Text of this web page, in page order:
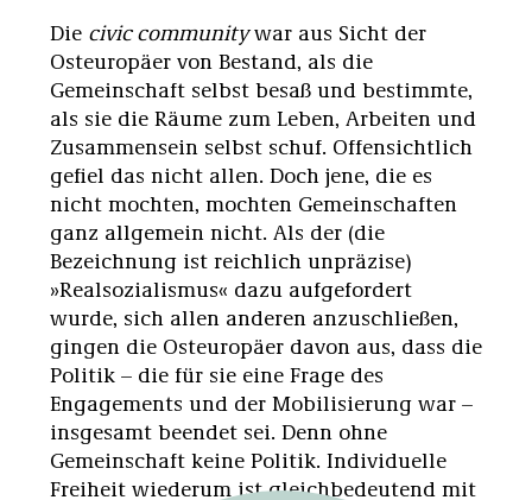
Die civic communitywar aus Sicht der
Osteuropäer von Bestand, als die
Gemeinschaft selbst besaß und bestimmte,
als sie die Räume zum Leben, Arbeiten und
Zusammensein selbst schuf. Offensichtlich
gefiel das nicht allen. Doch jene, die es
nicht mochten, mochten Gemeinschaften
ganz allgemein nicht. Als der (die
Bezeichnung ist reichlich unpräzise)
»Realsozialismus« dazu aufgefordert
wurde, sich allen anderen anzuschließen,
gingen die Osteuropäer davon aus, dass die
Politik – die für sie eine Frage des
Engagements und der Mobilisierung war –
insgesamt beendet sei. Denn ohne
Gemeinschaft keine Politik. Individuelle
Freiheit wiederum ist gleichbedeutend mit